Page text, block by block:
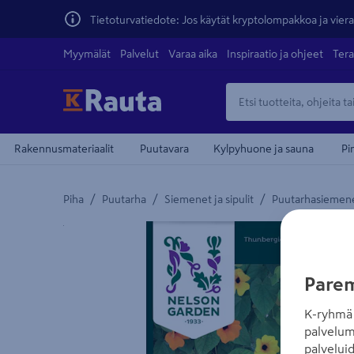
Tietoturvatiedote: Jos käytät kryptolompakkoa ja
Myymälät Palvelut Varaa aika Inspiraatio ja ohjeet
Rakennusmateriaalit Puutavara Kylpyhuone ja sauna
Piha / Puutarha / Siemenet ja sipulit /
Yksityiskohtainen kuvaus löytyy Tuotteen kuvaus -
K-